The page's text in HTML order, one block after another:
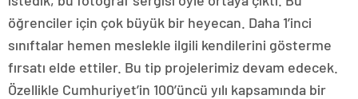
öğrenciler için çok büyük bir heyecan. Daha 1’inci
sınıftalar hemen meslekle ilgili kendilerini gösterme
fırsatı elde ettiler. Bu tip projelerimiz devam edecek.
Özellikle Cumhuriyet’in 100’üncü yılı kapsamında bir